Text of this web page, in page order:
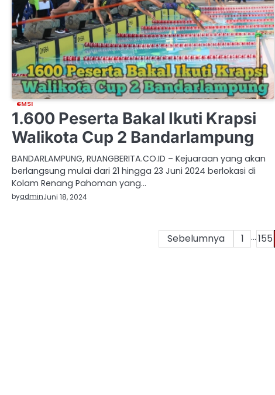
SMSI
1.600 Peserta Bakal Ikuti Krapsi
Walikota Cup 2 Bandarlampung
BANDARLAMPUNG, RUANGBERITA.CO.ID – Kejuaraan yang akan
berlangsung mulai dari 21 hingga 23 Juni 2024 berlokasi di
Kolam Renang Pahoman yang…
byadminJuni 18, 2024
Sebelumnya 1 …155